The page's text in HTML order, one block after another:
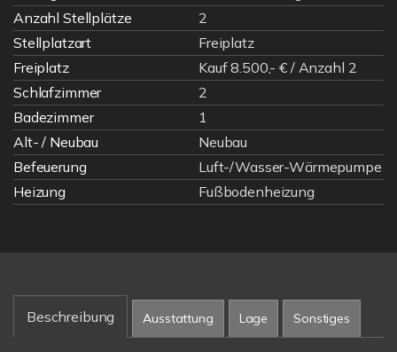
Anzahl Stellplätze
2
Stellplatzart
Freiplatz
Freiplatz
Kauf 8.500,- € / Anzahl 2
Schlafzimmer
2
Badezimmer
1
Alt- / Neubau
Neubau
Befeuerung
Luft-/Wasser-Wärmepumpe
Heizung
Fußbodenheizung
Beschreibung Ausstattung Lage Sonstiges